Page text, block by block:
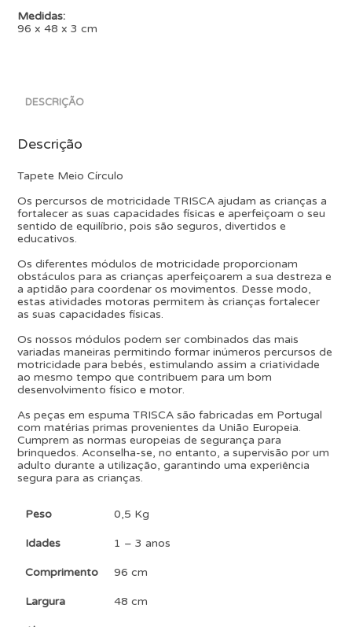
Medidas:
96 x 48 x 3 cm
DESCRIÇÃO
Descrição
Tapete Meio Círculo
Os percursos de motricidade TRISCA ajudam as crianças a
fortalecer as suas capacidades físicas e aperfeiçoam o seu
sentido de equilíbrio, pois são seguros, divertidos e
educativos.
Os diferentes módulos de motricidade proporcionam
obstáculos para as crianças aperfeiçoarem a sua destreza e
a aptidão para coordenar os movimentos. Desse modo,
estas atividades motoras permitem às crianças fortalecer
as suas capacidades físicas.
Os nossos módulos podem ser combinados das mais
variadas maneiras permitindo formar inúmeros percursos de
motricidade para bebés, estimulando assim a criatividade
ao mesmo tempo que contribuem para um bom
desenvolvimento físico e motor.
As peças em espuma TRISCA são fabricadas em Portugal
com matérias primas provenientes da União Europeia.
Cumprem as normas europeias de segurança para
brinquedos. Aconselha-se, no entanto, a supervisão por um
adulto durante a utilização, garantindo uma experiência
segura para as crianças.
Peso 0,5 Kg
Idades 1 – 3 anos
Comprimento 96 cm
Largura 48 cm